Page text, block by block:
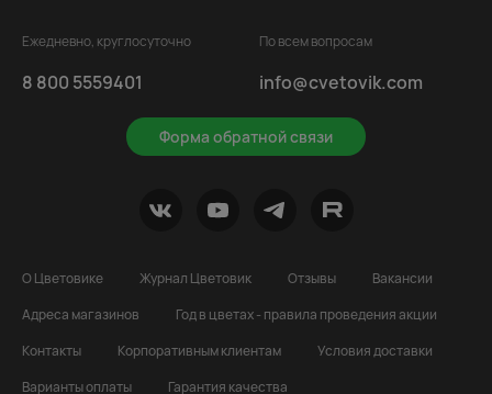
Ежедневно, круглосуточно
8 800 5559401
Форма обратной связи
По всем вопросам
info@cvetovik.com
О Цветовике Журнал Цветовик Отзывы
Вакансии
Адреса магазинов
Год в цветах - правила проведения акции
Контакты
Корпоративным клиентам
Условия доставки
Варианты оплаты
Гарантия качества